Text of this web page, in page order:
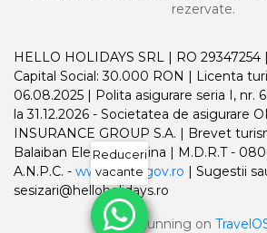
rezervate.
HELLO HOLIDAYS SRL | RO 29347254 |
Capital Social: 30.000 RON | Licenta
06.08.2025 | Polita asigurare seria I, nr.
la 31.12.2026 - Societatea de asigurare
INSURANCE GROUP S.A. | Brevet
Balaiban Elena Madalina | M.D.R.T -
A.N.P.C. - www.anpc.gov.ro | Sugestii
sesizari@helloholidays.ro
Running on
Reduceri
vacante